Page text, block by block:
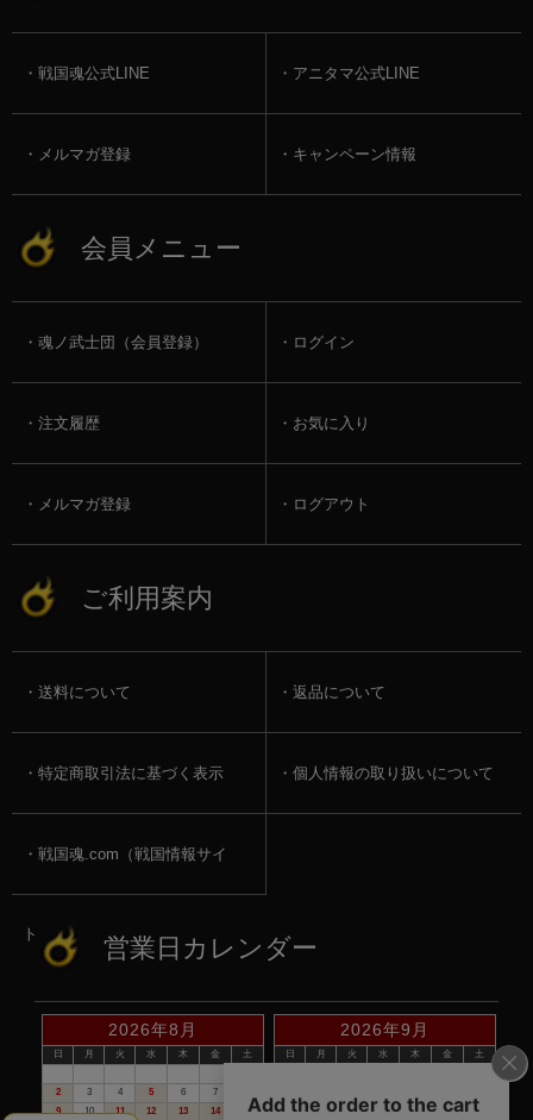
戦国魂公式LINE アニタマ公式LINE
メルマガ登録 キャンペーン情報
会員メニュー
魂ノ武士団（会員登録） ログイン
注文履歴 お気に入り
メルマガ登録 ログアウト
ご利用案内
送料について 返品について
特定商取引法に基づく表示 個人情報の取り扱いについて
戦国魂.com（戦国情報サイ
ト） 営業日カレンダー
2026年8月
日 月 火 水 木 金
土
2
3 4 5 6 7
9
10 11 12 13 14 15
2026年9月
日 月 火 水 木 金
土
13
14 15 16 17 18 19